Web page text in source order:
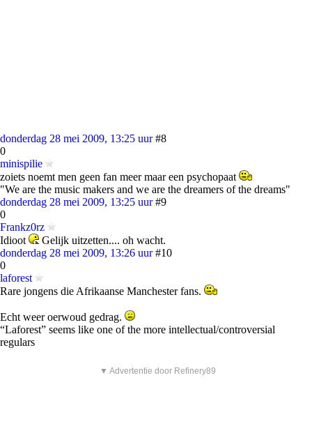
donderdag 28 mei 2009, 13:25 uur #8
0
minispilie
zoiets noemt men geen fan meer maar een psychopaat
"We are the music makers and we are the dreamers of the dreams"
donderdag 28 mei 2009, 13:25 uur #9
0
Frankz0rz
Idioot
Gelijk uitzetten.... oh wacht.
donderdag 28 mei 2009, 13:26 uur #10
0
laforest
Rare jongens die Afrikaanse Manchester fans.
Echt weer oerwoud gedrag.
“Laforest” seems like one of the more intellectual/controversial
regulars
▼ Advertentie door Refinery89